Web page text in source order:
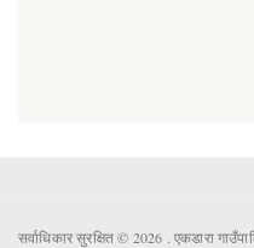
सर्वाधिकार सुरक्षित © 2026 . एकडारा